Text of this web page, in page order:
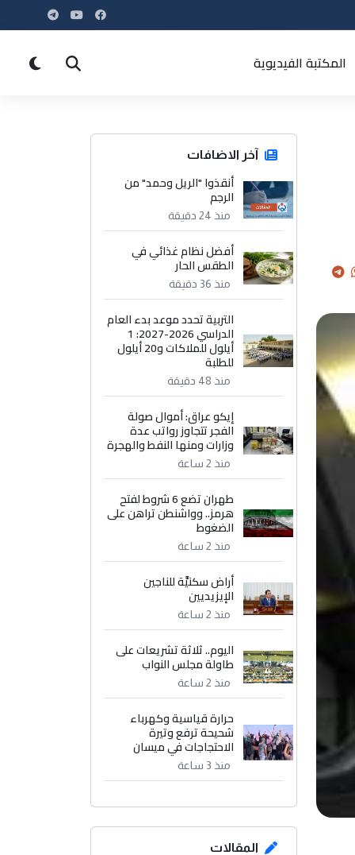
المكتبة الفيديوية
آخر الاضافات
أنقذوا "الريل وحمد" من
الرجم
منذ 24 دقيقة
أفضل نظام غذائي في
الطقس الحار
منذ 36 دقيقة
التربية تحدد موعد بدء العام
الدراسي 2026-2027: 1
أيلول للملاكات و20 أيلول
للطلبة
منذ 48 دقيقة
إيكو عراق: أموال صولة
الفجر تتجاوز رواتب عدة
وزارات ومنها النفط والهجرة
منذ 2 ساعة
طهران تضع 6 شروط لفتح
هرمز.. وواشنطن تراهن على
الضغوط
منذ 2 ساعة
أراض سكنيَّة للناجين
الإيزيديين
منذ 2 ساعة
اليوم.. ثلاثة تشريعات على
طاولة مجلس النواب
منذ 2 ساعة
حرارة قياسية وكهرباء
شحيحة ترفع وتيرة
الاحتجاجات في ميسان
منذ 3 ساعة
المقالات